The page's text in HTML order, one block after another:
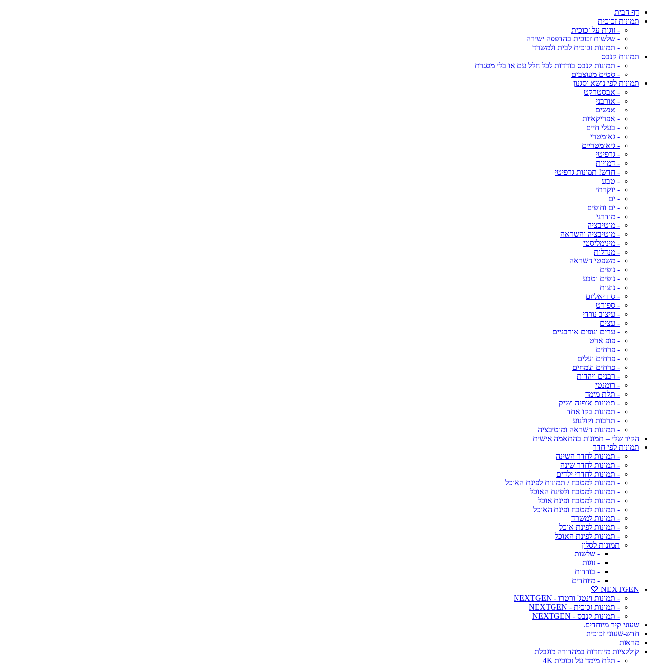
דף הבית
תמונות זכוכית
- זוגות על זכוכית
- שלשות זכוכית בהדפסה ישירה
- תמונות זכוכית לבית ולמשרד
תמונות קנבס
- תמונות קנבס בודדות לכל חלל עם או בלי מסגרת
- סטים מעוצבים
תמונות לפי נושא וסגנון
- אבסטרקט
- אורבני
- אנשים
- אפריקאיות
- בעלי חיים
- גאומטרי
- גיאומטריים
- גרפיטי
- דמויות
- חדש! תמונות גרפיטי
- טבע
- יוקרתי
- ים
- ים וחופים
- מודרני
- מוטיבציה
- מוטיבציה והשראה
- מינימליסטי
- מנדלות
- משפטי השראה
- נופים
- נופים וטבע
- נוצות
- סוריאליזם
- ספורט
- עיצוב נורדי
- עצים
- ערים ונופים אורבניים
- פופ ארט
- פרחים
- פרחים ועלים
- פרחים וצמחים
- רבנים ויהדות
- רומנטי
- תלת מימד
- תמונות אופנה ושיק
- תמונות בקו אחד
- תרבות וקולנוע
- תמונות השראה ומוטיבציה
הקיר שלי – תמונות בהתאמה אישית
תמונות לפי חדר
- תמונות לחדר השינה
- תמונות לחדר שינה
- תמונות לחדרי ילדים
- תמונות למטבח / תמונות לפינת האוכל
- תמונות למטבח ולפינת האוכל
- תמונות למטבח ופינת אוכל
- תמונות למטבח ופינת האוכל
- תמונות למשרד
- תמונות לפינת אוכל
- תמונות לפינת האוכל
תמונות לסלון
- שלשות
- זוגות
- בודדות
- מיוחדים
NEXTGEN 🤍
- תמונות וינטג' ורטרו - NEXTGEN
- תמונות זכוכית - NEXTGEN
- תמונות קנבס - NEXTGEN
שעוני קיר מיוחדים.
חדש-שעוני זכוכית
מראות
קולקציות מיוחדות במהדורה מוגבלת
- תלת מימד על זכוכית 4K